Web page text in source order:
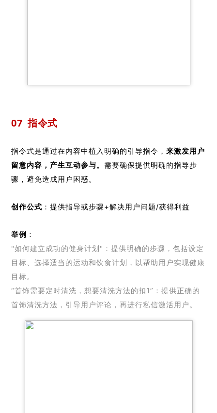
07指令式
指令式是通过在内容中植入明确的引导指令， 来激发用户
留意内容，产生互动参与。 需要确保提供明确的指导步
骤，避免造成用户困惑。
创作公式 ：提供指导或步骤+解决用户问题/获得利益
举例 ：
"如何建立成功的健身计划"：提供明确的步骤，包括设定
目标、选择适当的运动和饮食计划，以帮助用户实现健康
目标。
“首饰需要定时清洗，想要清洗方法的扣1”：提供正确的
首饰清洗方法，引导用户评论，再进行私信激活用户。